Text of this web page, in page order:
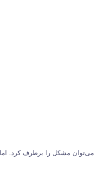
می‌توان مشکل را برطرف کرد. اما